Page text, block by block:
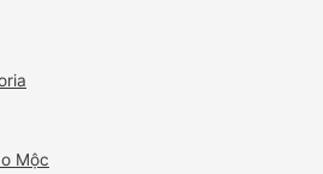
Mộc